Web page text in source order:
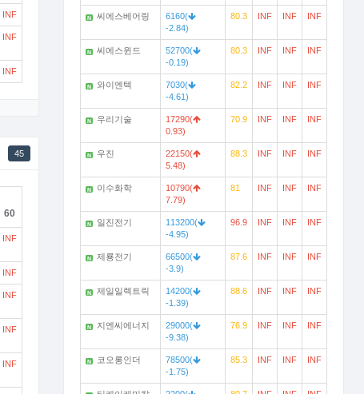
INF
INF
INF
45
60
INF
INF
INF
INF
INF
N 씨에스베어링
6160(
-2.84)
80.3 INF INF INF
N 씨에스윈드
52700(
-0.19)
80.3 INF INF INF
N 와이엔텍
7030(
-4.61)
82.2 INF INF INF
N 우리기술
17290(
0.93)
70.9 INF INF INF
N 우진
22150(
5.48)
88.3 INF INF INF
N 이수화학
10790(
7.79)
81 INF INF INF
N 일진전기
113200(
-4.95)
96.9 INF INF INF
N 제룡전기
66500(
-3.9)
87.6 INF INF INF
N 제일일렉트릭
14200(
-1.39)
88.6 INF INF INF
N 지엔씨에너지
29000(
-9.38)
76.9 INF INF INF
N 코오롱인더
78500(
-1.75)
85.3 INF INF INF